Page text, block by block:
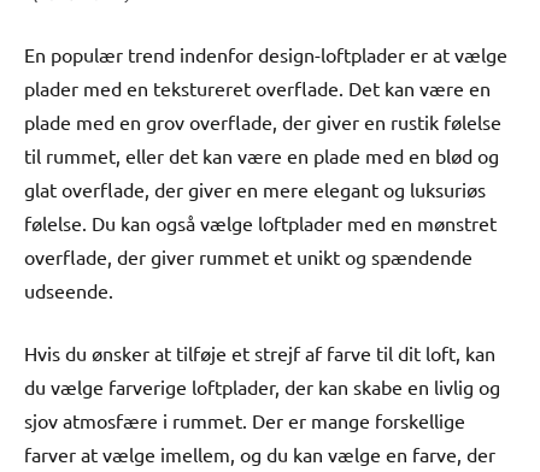
En populær trend indenfor design-loftplader er at vælge
plader med en tekstureret overflade. Det kan være en
plade med en grov overflade, der giver en rustik følelse
til rummet, eller det kan være en plade med en blød og
glat overflade, der giver en mere elegant og luksuriøs
følelse. Du kan også vælge loftplader med en mønstret
overflade, der giver rummet et unikt og spændende
udseende.
Hvis du ønsker at tilføje et strejf af farve til dit loft, kan
du vælge farverige loftplader, der kan skabe en livlig og
sjov atmosfære i rummet. Der er mange forskellige
farver at vælge imellem, og du kan vælge en farve, der